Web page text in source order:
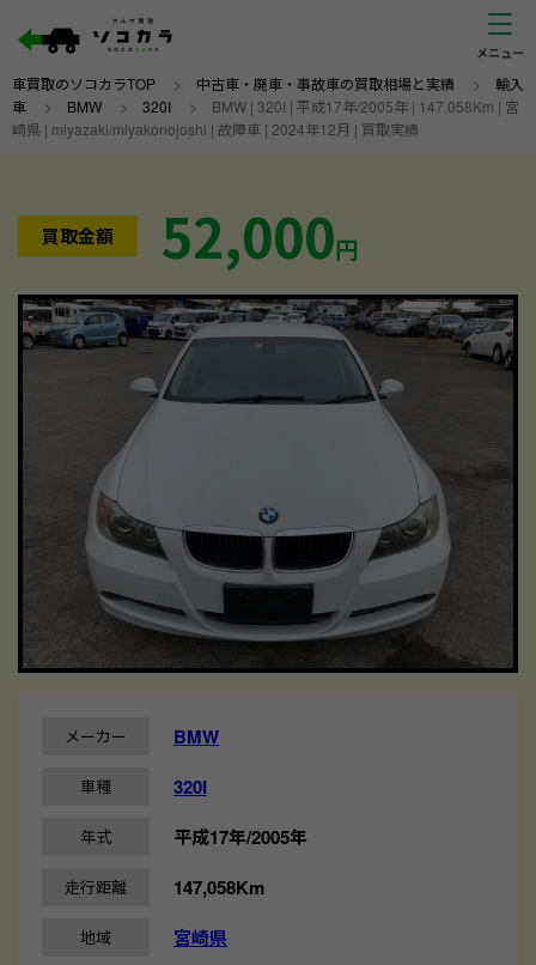
車買取のソコカラTOP > 中古車・廃車・事故車の買取相場と実績 > 輸入
車 > BMW > 320I > BMW | 320I | 平成17年/2005年 | 147,058Km | 宮
崎県 | miyazaki/miyakonojoshi | 故障車 | 2024年12月 | 買取実績
買取金額 52,000円
メーカー BMW
車種 320I
年式 平成17年/2005年
走行距離 147,058Km
地域 宮崎県